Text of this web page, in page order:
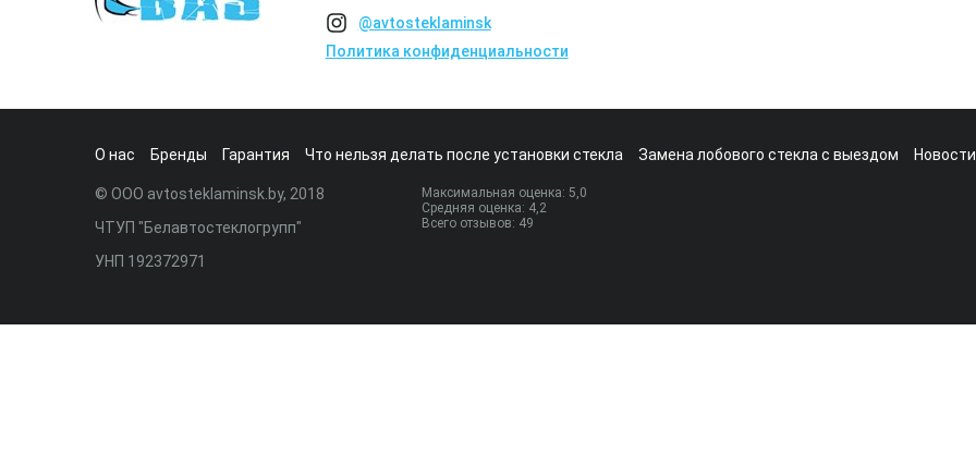
@avtosteklaminsk
Политика конфиденциальности
О нас Бренды Гарантия Что нельзя делать после установки стекла Замена лобового стекла с выездом Новости
© ООО avtosteklaminsk.by, 2018
ЧТУП "Белавтостеклогрупп"
УНП 192372971
Максимальная оценка: 5,0
Средняя оценка: 4,2
Всего отзывов: 49